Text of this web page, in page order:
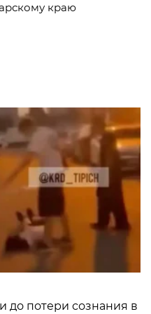
краю
до потери сознания в